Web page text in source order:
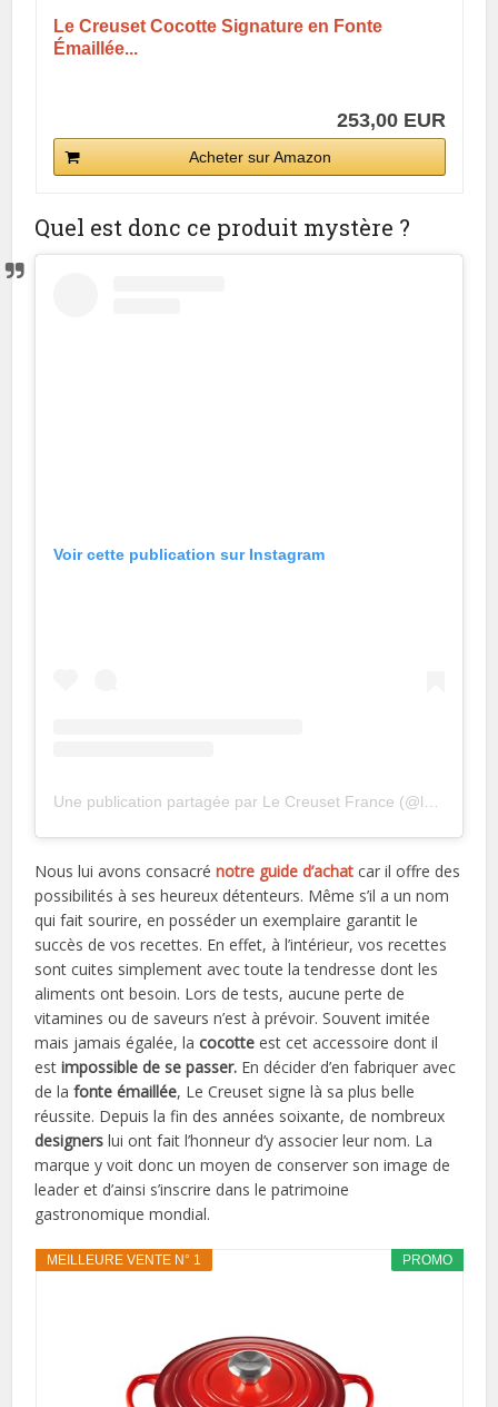
Le Creuset Cocotte Signature en Fonte
Émaillée...
253,00 EUR
Acheter sur Amazon
Quel est donc ce produit mystère ?
Voir cette publication sur Instagram
Nous lui avons consacrénotre guide d’achat car il offre des
possibilités à ses heureux détenteurs. Même s’il a un nom
qui fait sourire, en posséder un exemplaire garantit le
succès de vos recettes. En effet, à l’intérieur, vos recettes
sont cuites simplement avec toute la tendresse dont les
aliments ont besoin. Lors de tests, aucune perte de
vitamines ou de saveurs n’est à prévoir. Souvent imitée
mais jamais égalée, lacocotte est cet accessoire dont il
est impossible de se passer. En décider d’en fabriquer avec
de lafonte émaillée, Le Creuset signe là sa plus belle
réussite. Depuis la fin des années soixante, de nombreux
designers lui ont fait l’honneur d’y associer leur nom. La
marque y voit donc un moyen de conserver son image de
leader et d’ainsi s’inscrire dans le patrimoine
gastronomique mondial.
PROMO
MEILLEURE VENTE N° 1